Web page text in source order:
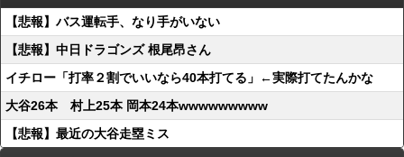
【悲報】バス運転手、なり手がいない
【悲報】中日ドラゴンズ 根尾昂さん
イチロー「打率２割でいいなら40本打てる」←実際打てたんかな
大谷26本 村上25本 岡本24本wwwwwwwww
【悲報】最近の大谷走塁ミス